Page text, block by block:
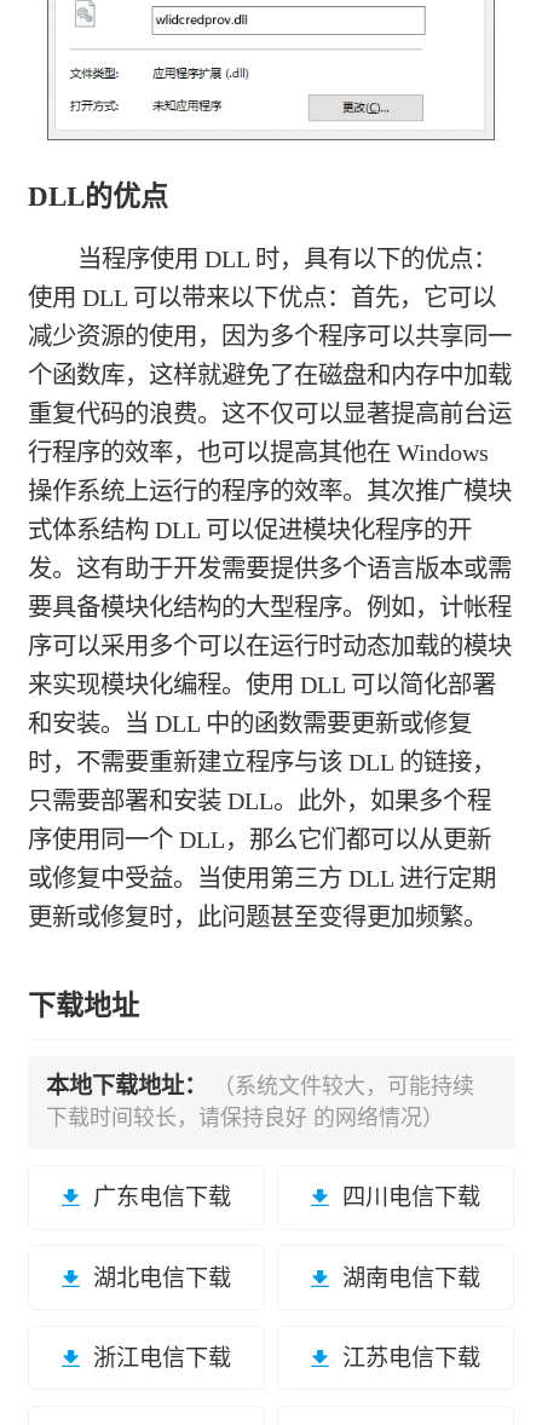
DLL的优点
当程序使用 DLL 时，具有以下的优点：
使用 DLL 可以带来以下优点：首先，它可以
减少资源的使用，因为多个程序可以共享同一
个函数库，这样就避免了在磁盘和内存中加载
重复代码的浪费。这不仅可以显著提高前台运
行程序的效率，也可以提高其他在 Windows
操作系统上运行的程序的效率。其次推广模块
式体系结构 DLL 可以促进模块化程序的开
发。这有助于开发需要提供多个语言版本或需
要具备模块化结构的大型程序。例如，计帐程
序可以采用多个可以在运行时动态加载的模块
来实现模块化编程。使用 DLL 可以简化部署
和安装。当 DLL 中的函数需要更新或修复
时，不需要重新建立程序与该 DLL 的链接，
只需要部署和安装 DLL。此外，如果多个程
序使用同一个 DLL，那么它们都可以从更新
或修复中受益。当使用第三方 DLL 进行定期
更新或修复时，此问题甚至变得更加频繁。
下载地址
本地下载地址：
（系统文件较大，可能持续
下载时间较长，请保持良好 的网络情况）
广东电信下载 四川电信下载
湖北电信下载 湖南电信下载
浙江电信下载 江苏电信下载